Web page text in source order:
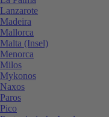
Lanzarote
Madeira
Mallorca
Malta (Insel)
Menorca
Milos
Mykonos
Naxos
Paros
Pico